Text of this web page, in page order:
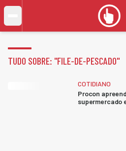
TUDO SOBRE: "FILE-DE-PESCADO"
COTIDIANO
Procon
supermercado